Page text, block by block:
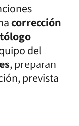
corrección
del
, preparan
prevista